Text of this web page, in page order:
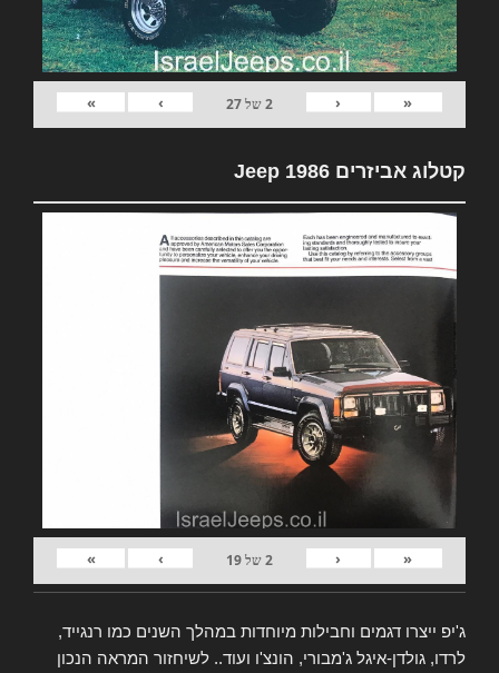
«
‹
2של27
›
»
קטלוג אביזרים Jeep 1986
«
‹
2של19
›
»
ג'יפ ייצרו דגמים וחבילות מיוחדות במהלך השנים כמו רנגייד,
לרדו, גולדן-איגל ג'מבורי, הונצ'ו ועוד.. לשיחזור המראה הנכון